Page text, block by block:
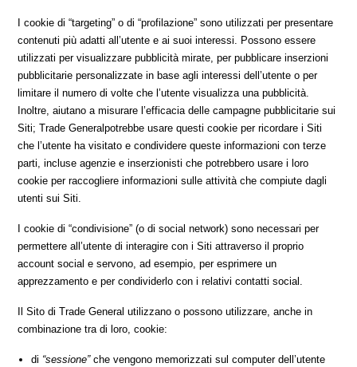
I cookie di “targeting” o di “profilazione” sono utilizzati per presentare
contenuti più adatti all’utente e ai suoi interessi. Possono essere
utilizzati per visualizzare pubblicità mirate, per pubblicare inserzioni
pubblicitarie personalizzate in base agli interessi dell’utente o per
limitare il numero di volte che l’utente visualizza una pubblicità.
Inoltre, aiutano a misurare l’efficacia delle campagne pubblicitarie sui
Siti; Trade Generalpotrebbe usare questi cookie per ricordare i Siti
che l’utente ha visitato e condividere queste informazioni con terze
parti, incluse agenzie e inserzionisti che potrebbero usare i loro
cookie per raccogliere informazioni sulle attività che compiute dagli
utenti sui Siti.
I cookie di “condivisione” (o di social network) sono necessari per
permettere all’utente di interagire con i Siti attraverso il proprio
account social e servono, ad esempio, per esprimere un
apprezzamento e per condividerlo con i relativi contatti social.
Il Sito di Trade General utilizzano o possono utilizzare, anche in
combinazione tra di loro, cookie:
di “sessione”che vengono memorizzati sul computer dell’utente